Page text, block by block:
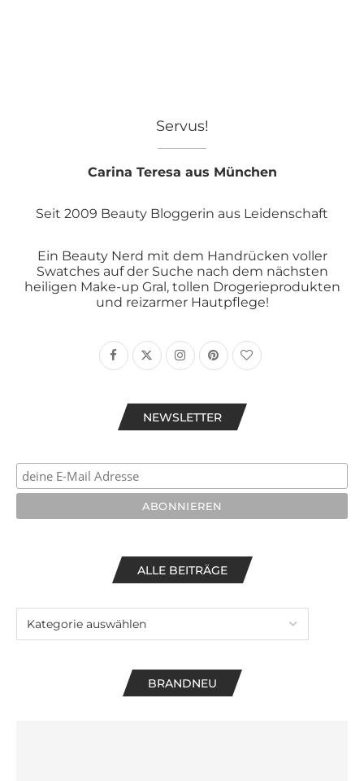
Servus!
Carina Teresa aus München
Seit 2009 Beauty Bloggerin aus Leidenschaft
Ein Beauty Nerd mit dem Handrücken voller
Swatches auf der Suche nach dem nächsten
heiligen Make-up Gral, tollen Drogerieprodukten
und reizarmer Hautpflege!
NEWSLETTER
ALLE BEITRÄGE
BRANDNEU